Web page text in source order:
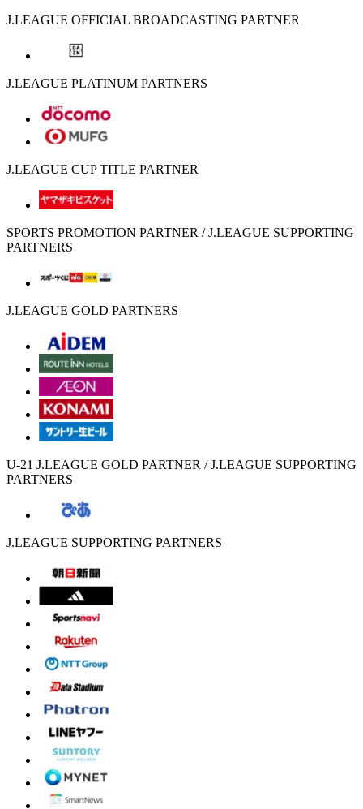
J.LEAGUE OFFICIAL BROADCASTING PARTNER
J.LEAGUE PLATINUM PARTNERS
J.LEAGUE CUP TITLE PARTNER
SPORTS PROMOTION PARTNER / J.LEAGUE SUPPORTING
PARTNERS
J.LEAGUE GOLD PARTNERS
U-21 J.LEAGUE GOLD PARTNER / J.LEAGUE SUPPORTING
PARTNERS
J.LEAGUE SUPPORTING PARTNERS